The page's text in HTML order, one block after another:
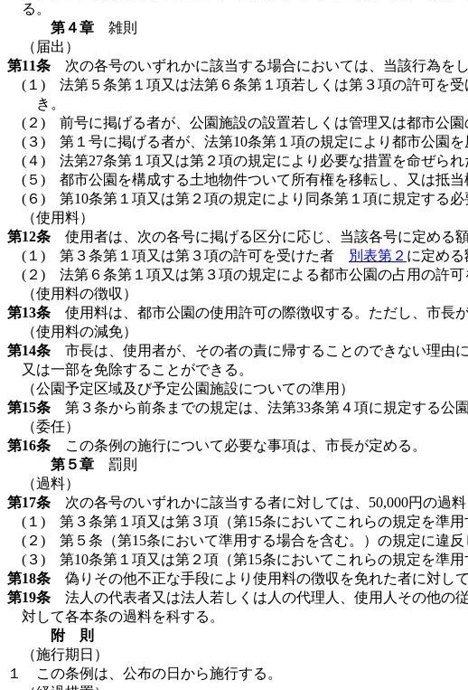
る。
第４章 雑則
（届出）
第11条 次の各号のいずれかに該当する場合においては、当該行為を
(１) 法第５条第１項又は法第６条第１項若しくは第３項の許可を
き。
(２) 前号に掲げる者が、公園施設の設置若しくは管理又は都市公園
(３) 第１号に掲げる者が、法第10条第１項の規定により都市公園を
(４) 法第27条第１項又は第２項の規定により必要な措置を命ぜられ
(５) 都市公園を構成する土地物件ついて所有権を移転し、又は抵当
(６) 第10条第１項又は第２項の規定により同条第１項に規定する
（使用料）
第12条 使用者は、次の各号に掲げる区分に応じ、当該各号に定める
(１) 第３条第１項又は第３項の許可を受けた者
別表第２ に定める
(２) 法第６条第１項又は第３項の規定による都市公園の占用の許
（使用料の徴収）
第13条 使用料は、都市公園の使用許可の際徴収する。ただし、市長
（使用料の減免）
第14条 市長は、使用者が、その者の責に帰することのできない理由
又は一部を免除することができる。
（公園予定区域及び予定公園施設についての準用）
第15条 第３条から前条までの規定は、法第33条第４項に規定する公
（委任）
第16条 この条例の施行について必要な事項は、市長が定める。
第５章 罰則
（過料）
第17条 次の各号のいずれかに該当する者に対しては、50,000円の過料
(１) 第３条第１項又は第３項（第15条においてこれらの規定を準
(２) 第５条（第15条において準用する場合を含む。）の規定に違
(３) 第10条第１項又は第２項（第15条においてこれらの規定を準
第18条 偽りその他不正な手段により使用料の徴収を免れた者に対し
第19条 法人の代表者又は法人若しくは人の代理人、使用人その他の
対して各本条の過料を科する。
附 則
（施行期日）
１ この条例は、公布の日から施行する。